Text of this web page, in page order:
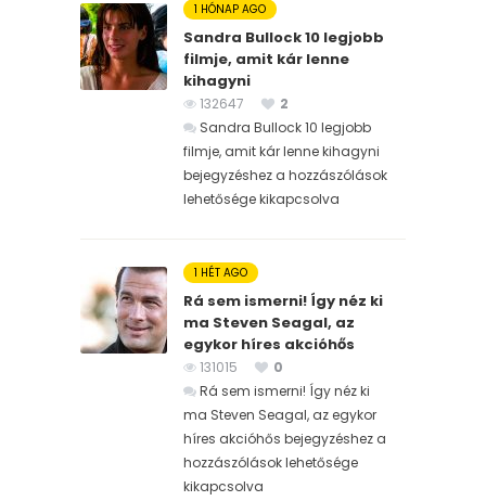
1 HÓNAP AGO
Sandra Bullock 10 legjobb
filmje, amit kár lenne
kihagyni
132647
2
Sandra Bullock 10 legjobb
filmje, amit kár lenne kihagyni
bejegyzéshez a hozzászólások
lehetősége kikapcsolva
1 HÉT AGO
Rá sem ismerni! Így néz ki
ma Steven Seagal, az
egykor híres akcióhős
131015
0
Rá sem ismerni! Így néz ki
ma Steven Seagal, az egykor
híres akcióhős bejegyzéshez a
hozzászólások lehetősége
kikapcsolva